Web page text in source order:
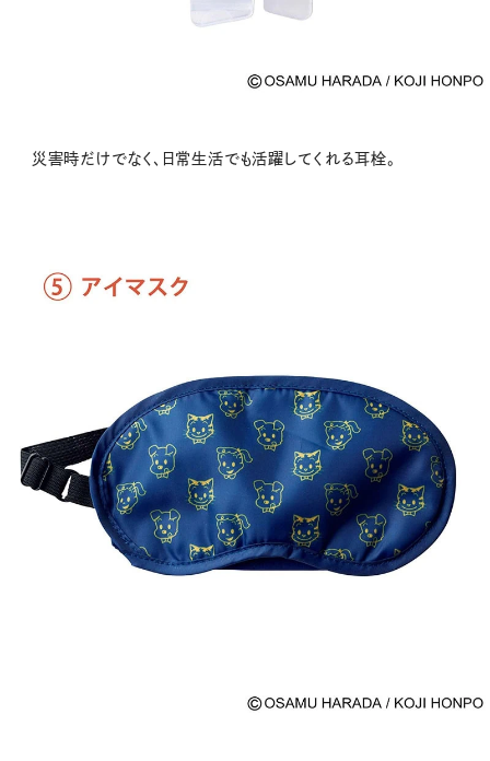
災害時だけでなく、日常生活でも活躍してくれる耳栓。